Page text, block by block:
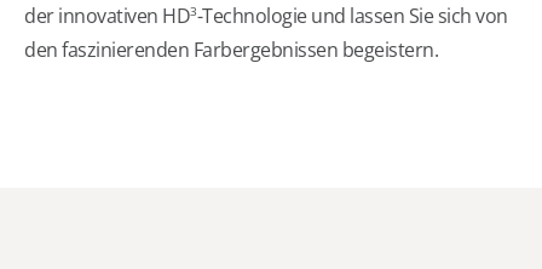
der innovativen HD3-Technologie und lassen Sie sich von
den faszinierenden Farbergebnissen begeistern.